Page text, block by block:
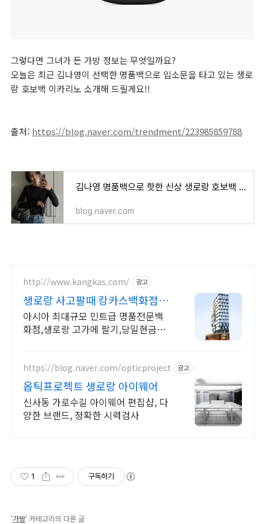
그렇다면 그녀가 든 가방 정보는 무엇일까요?
오늘은 최근 김나영이 선택한 명품백으로 입소문을 타고 있는 생로
랑 호보백 이카리노 소개해 드릴게요!!
출처: https://blog.naver.com/trendment/223985859788
김나영 명품백으로 핫한 신상 생로랑 호보백 이카리노 가격 코디 사진 💖
blog.naver.com
http://www.kangkas.com/ 광고
생로랑 사고팔때 캉카스백화점 아
시아 최대 명품전문 백화점
아시아 최대규모 민트급 명품전문백
화점,생로랑 고가에 팔기,당일현금지
양하게 보유
https://blog.naver.com/opticproject 광고
옵틱프로젝트 생로랑 아이웨어
신사동 가로수길 아이웨어 편집샵, 다
양한 브랜드, 정확한 시력검사
1 구독하기
'가방' 카테고리의 다른 글